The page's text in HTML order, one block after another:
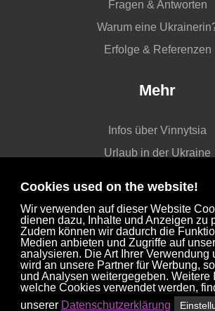
Cookies used on the website!
Wir verwenden auf dieser Website
dienen dazu, Inhalte und Anzeigen zu
Zudem können wir dadurch die
Medien anbieten und Zugriffe auf
analysieren. Die Art Ihrer Verwendung
wird an unsere Partner für Werbung,
und Analysen weitergegeben. Weitere
welche Cookies verwendet werden,
unserer Datenschutzerklärung
Fragen & Antworten
Warum eine
Erfolge & Referenzen
Mehr
Infos über Vinnytsia
Urlaub in der Ukraine
Datenschutz
Impressum
Service